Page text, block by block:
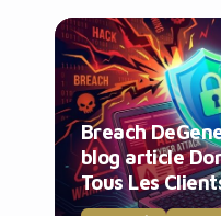
Breach
blog article
Tous Les